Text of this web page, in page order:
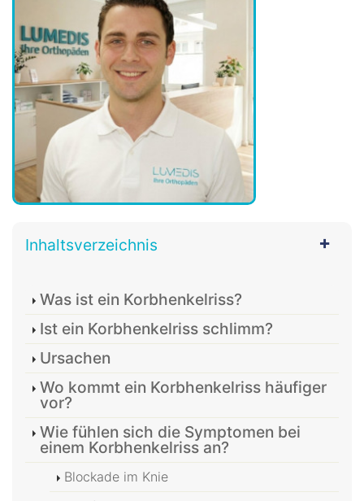
Inhaltsverzeichnis
Was ist ein Korbhenkelriss?
Ist ein Korbhenkelriss schlimm?
Ursachen
Wo kommt ein Korbhenkelriss häufiger
vor?
Wie fühlen sich die Symptomen bei
einem Korbhenkelriss an?
Blockade im Knie